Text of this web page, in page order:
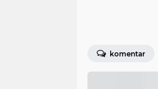
komentar